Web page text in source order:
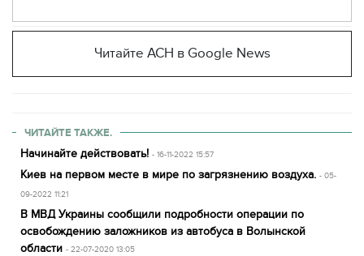
Читайте АСН в Google News
ЧИТАЙТЕ ТАКЖЕ.
Начинайте действовать! - 16-11-2022 15:57
Киев на первом месте в мире по загрязнению воздуха. - 05-
09-2022 11:21
В МВД Украины сообщили подробности операции по
освобождению заложников из автобуса в Волынской
области - 22-07-2020 13:05